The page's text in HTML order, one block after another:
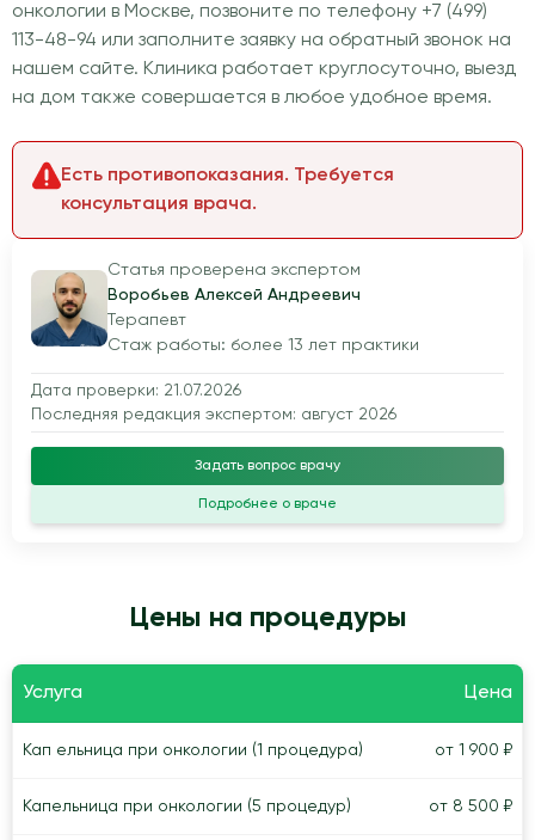
онкологии в Москве, позвоните по телефону +7 (499)
113-48-94 или заполните заявку на обратный звонок на
нашем сайте. Клиника работает круглосуточно, выезд
на дом также совершается в любое удобное время.
Статья проверена экспертом
Воробьев Алексей Андреевич
Терапевт
Стаж работы: более 13 лет практики
Дата проверки: 21.07.2026
Последняя редакция экспертом: август 2026
Задать вопрос врачу
Подробнее о враче
Есть противопоказания. Требуется
консультация врача.
Цены на процедуры
Услуга Цена
Кап ельница при онкологии (1 процедура) от 1 900 ₽
Капельница при онкологии (5 процедур) от 8 500 ₽